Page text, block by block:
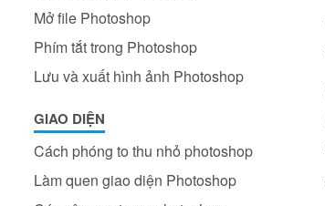
Mở file Photoshop
Phím tắt trong Photoshop
Lưu và xuất hình ảnh Photoshop
GIAO DIỆN
Cách phóng to thu nhỏ photoshop
Làm quen giao diện Photoshop